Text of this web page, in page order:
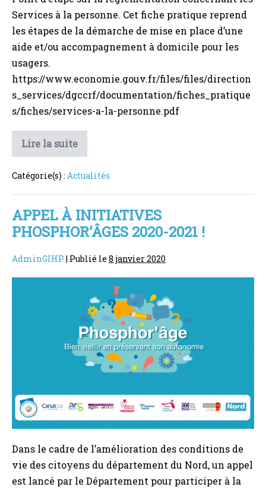
Services à la personne. Cet fiche pratique reprend
les étapes de la démarche de mise en place d’une
aide et/ou accompagnement à domicile pour les
usagers.
https://www.economie.gouv.fr/files/files/direction
s_services/dgccrf/documentation/fiches_pratique
s/fiches/services-a-la-personne.pdf
Lire la suiteFICHE
Comment
choisir
d’aide
à
domicile
?
Catégorie(s) : Actualités
APPEL À INITIATIVES
PHOSPHOR’ÂGES 2020-2021 !
AdminGIHP | Publié le 8 janvier 2020
Dans le cadre de l’amélioration des conditions de
vie des citoyens du département du Nord, un appel
est lancé par le Département pour participer à la